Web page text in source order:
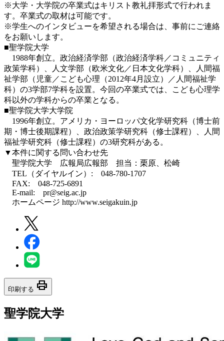
※大学・大学院の卒業式はキリスト教礼拝形式で行われま
す。卒業式の取材は可能です。
※学生へのインタビューを希望される場合は、事前にご連絡
をお願いします。
■聖学院大学
1988年創立。政治経済学部（政治経済学科／コミュニティ
政策学科）、人文学部（欧米文化／日本文化学科）、人間福
祉学部（児童／こども心理（2012年4月設立）／人間福祉学
科）の3学部7学科を設置。今回の卒業式では、こども心理学
科以外の学科からの卒業となる。
■聖学院大学大学院
1996年創立。アメリカ・ヨーロッパ文化学研究科（博士前
期・博士後期課程）、政治政策学研究科（修士課程）、人間
福祉学研究科（修士課程）の3研究科がある。
▼本件に関する問い合わせ先
聖学院大学 広報局広報部 担当：栗原、松崎
TEL（ダイヤルイン）: 048-780-1707
FAX: 048-725-6891
E-mail: pr@seig.ac.jp
ホームページ http://www.seigakuin.jp
印刷する print
聖学院大学